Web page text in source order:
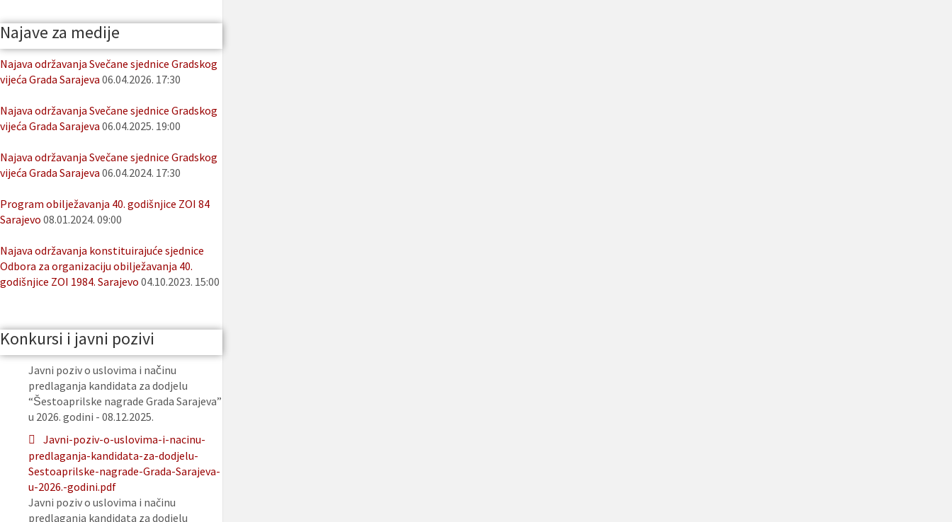
Najave za medije
Najava održavanja Svečane sjednice Gradskog
vijeća Grada Sarajeva 06.04.2026. 17:30
Najava održavanja Svečane sjednice Gradskog
vijeća Grada Sarajeva 06.04.2025. 19:00
Najava održavanja Svečane sjednice Gradskog
vijeća Grada Sarajeva 06.04.2024. 17:30
Program obilježavanja 40. godišnjice ZOI 84
Sarajevo 08.01.2024. 09:00
Najava održavanja konstituirajuće sjednice
Odbora za organizaciju obilježavanja 40.
godišnjice ZOI 1984. Sarajevo 04.10.2023. 15:00
Konkursi i javni pozivi
Javni poziv o uslovima i načinu
predlaganja kandidata za dodjelu
“Šestoaprilske nagrade Grada Sarajeva”
u 2026. godini - 08.12.2025.
Javni-poziv-o-uslovima-i-nacinu-
predlaganja-kandidata-za-dodjelu-
Sestoaprilske-nagrade-Grada-Sarajeva-
u-2026.-godini.pdf
Javni poziv o uslovima i načinu
predlaganja kandidata za dodjelu